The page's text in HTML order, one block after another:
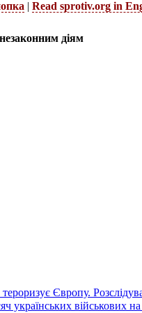
| Read sprotiv.org in
діям
Європу.
українських військових